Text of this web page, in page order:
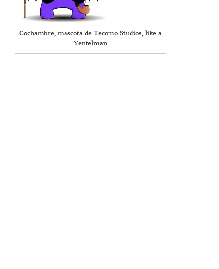
Cochambre, mascota de Tecomo Studios, like a
Yentelman